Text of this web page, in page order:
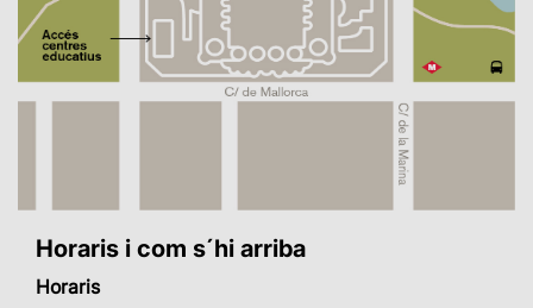
Horaris i com s´hi arriba
Horaris